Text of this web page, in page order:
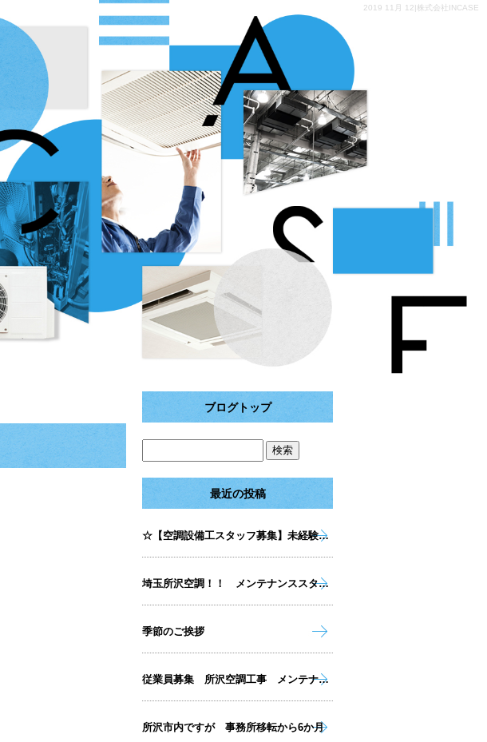
2019 11月 12|株式会社INCASE
ブログトップ
最近の投稿
☆【空調設備工スタッフ募集】未経験OK！女性も活躍できる職場☆埼玉・所沢☆
埼玉所沢空調！！ メンテナンススタッフ 急募！！女性大歓迎！！
季節のご挨拶
従業員募集 所沢空調工事 メンテナンススタッフ
所沢市内ですが 事務所移転から6か月